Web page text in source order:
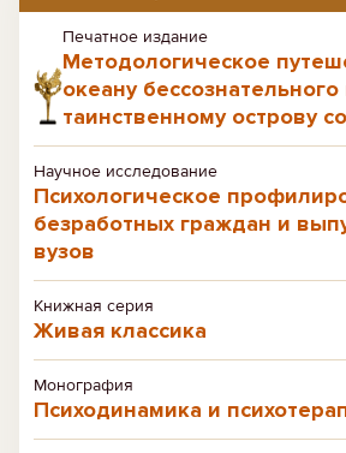
Печатное издание
Методологическое
океану бессознательного
таинственному острову
Научное исследование
Психологическое
безработных граждан и
вузов
Книжная серия
Живая классика
Монография
Психодинамика и